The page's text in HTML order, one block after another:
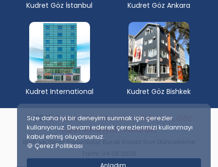
Kudret Göz İstanbul Kudret Göz Ankara
Kudret International Kudret Göz Bishkek
© 2025Kudret Göz İstanbul | Akıllı Lens, Göz
Lazer Ameliyatı, Katarakt
Web ve Yayın Sorumlusu: Burak Kavaz Son Güncelleme
Size daha iyi bir deneyim sunmak için çerezler
kullanıyoruz. Devam ederek çerezlerimizi kullanmayı
kabul etmiş oluyorsunuz.
🍪 Çerez Politikası
Anladım.